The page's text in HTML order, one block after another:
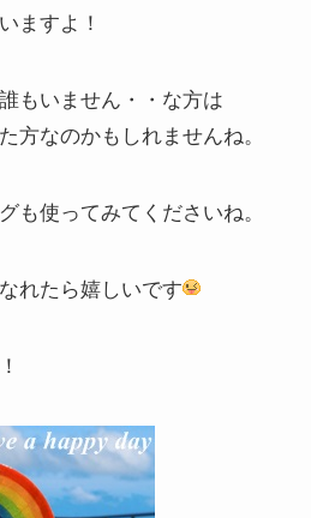
ますよ！
もいません・・な方は
方なのかもしれませんね。
も使ってみてくださいね。
れたら嬉しいです